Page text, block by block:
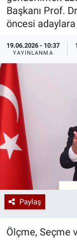
Başkanı Prof.
öncesi adaylara
19.06.2026 - 10:37
YAYINLANMA
Paylaş
Ölçme, Seçme
Özel Haberler
Dünya
Sağlık
Teknoloji
Ramazan
Haber Arşivi